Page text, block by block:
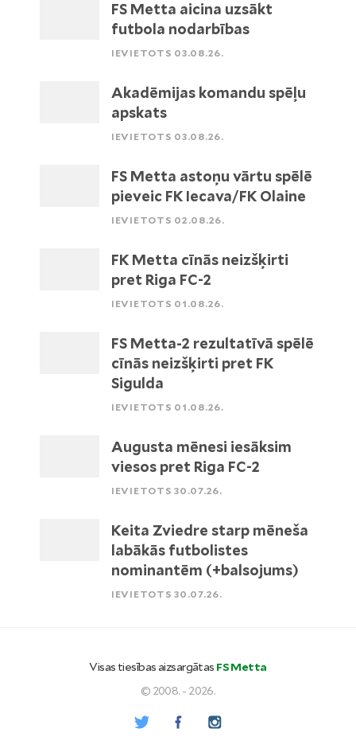
FS Metta aicina uzsākt
futbola nodarbības
IEVIETOTS 03.08.26.
Akadēmijas komandu spēļu
apskats
IEVIETOTS 03.08.26.
FS Metta astoņu vārtu spēlē
pieveic FK Iecava/FK Olaine
IEVIETOTS 02.08.26.
FK Metta cīnās neizšķirti
pret Riga FC-2
IEVIETOTS 01.08.26.
FS Metta-2 rezultatīvā spēlē
cīnās neizšķirti pret FK
Sigulda
IEVIETOTS 01.08.26.
Augusta mēnesi iesāksim
viesos pret Riga FC-2
IEVIETOTS 30.07.26.
Keita Zviedre starp mēneša
labākās futbolistes
nominantēm (+balsojums)
IEVIETOTS 30.07.26.
Visas tiesības aizsargātas FS Metta
© 2008. - 2026.